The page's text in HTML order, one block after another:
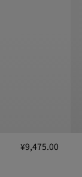
¥9,475.00